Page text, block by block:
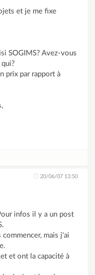
et je me fixe
SOGIMS? Avez-vous
prix par rapport à
20/06/07 13:50
infos il y a un post
mais j'ai
et ont la capacité à